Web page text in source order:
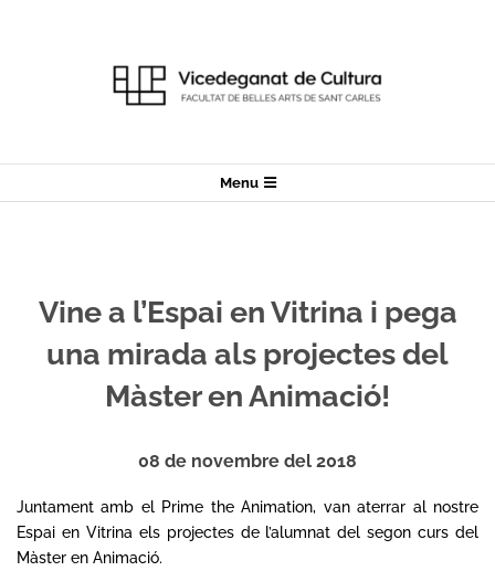
Navigation
Menu
Vine a l’Espai en Vitrina i pega
una mirada als projectes del
Màster en Animació!
08 de novembre del 2018
Juntament amb el Prime the Animation, vanaterrar al nostre
Espai en Vitrina els projectes de l’alumnat del segon curs del
Màster en Animació.